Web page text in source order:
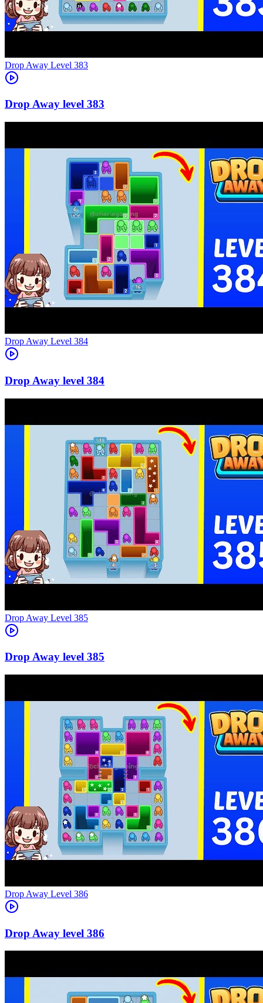
Level 383
383
Level 384
384
Level 385
385
Level 386
386